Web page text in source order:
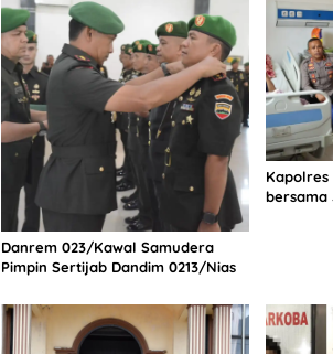
Tengah Sulitnya Ekonomi
Danrem 023/Kawal Samudera
Pimpin Sertijab Dandim 0213/Nias
Kapolres
bersama